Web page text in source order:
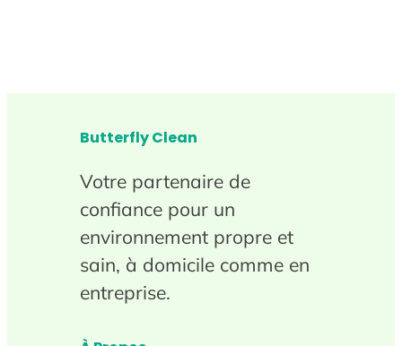
Butterfly Clean
Votre partenaire de
confiance pour un
environnement propre et
sain, à domicile comme en
entreprise.